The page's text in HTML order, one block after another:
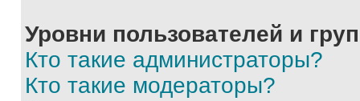
Уровни пользователей и
Кто такие администраторы?
Кто такие модераторы?